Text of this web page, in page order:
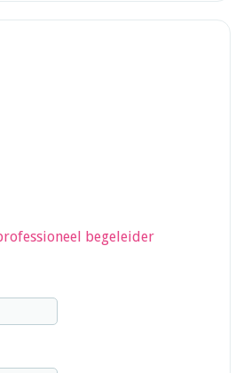
begeleider